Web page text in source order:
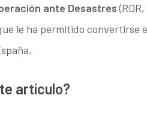
ante Desastres
le ha permitido convertirse
artículo?